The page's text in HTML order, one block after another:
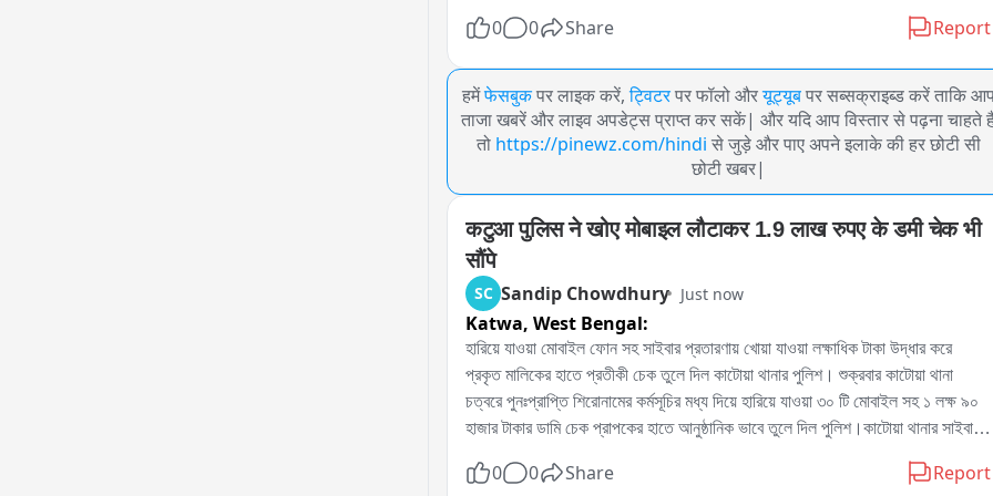
0 0 Share Report
हमेंफेसबुक पर लाइक करें, ट्विटर पर फॉलो औरयूट्यूब पर सब्सक्राइब्ड करें ताकि
ताजा खबरें और लाइव अपडेट्स प्राप्त कर सकें| और यदि आप विस्तार से पढ़ना चाहते
तो https://pinewz.com/hindi से जुड़े और पाए अपने इलाके की हर छोटी सी
छोटी खबर|
कटुआ पुलिस ने खोए मोबाइल लौटाकर 1.9 लाख रुपए के डमी चेक भी
सौंपे
SC Sandip Chowdhury Just now
Katwa, West Bengal:
হারিয়ে যাওয়া মোবাইল ফোন সহ সাইবার প্রতারণায় খোয়া যাওয়া লক্ষাধিক টাকা উদ্ধার করে
প্রকৃত মালিকের হাতে প্রতীকী চেক তুলে দিল কাটোয়া থানার পুলিশ। শুক্রবার কাটোয়া থানা
চত্বরে পুনঃপ্রাপ্তি শিরোনামের কর্মসূচির মধ্য দিয়ে হারিয়ে যাওয়া ৩০ টি মোবাইল সহ ১ লক্ষ ৯০
হাজার টাকার ডামি চেক প্রাপকের হাতে আনুষ্ঠানিক ভাবে তুলে দিল পুলিশ।কাটোয়া থানার সাইবার
জায়গায় কয়েক মাস ধরে অভিযান চালিয়ে জেলা পুলিশ মোবাইল ফোনগুলি উদ্ধার করেছে।
0 0 Share Report